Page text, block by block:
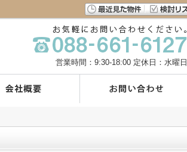
営業時間：9:30-18:00 定休日：水曜日